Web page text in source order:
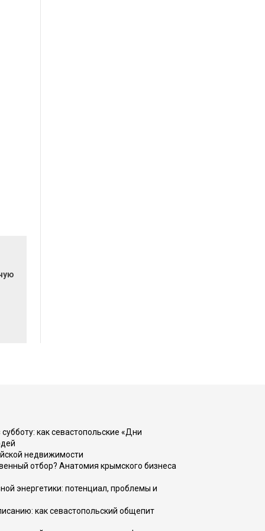
как севастопольские «Дни
недвижимости
отбор? Анатомия крымского бизнеса
энергетики: потенциал, проблемы и
как севастопольский общепит